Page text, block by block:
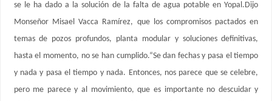
se le ha dado a la solución de la falta de agua potable en Yopal.Dijo
Monseñor Misael Vacca Ramírez, que los compromisos pactados en
temas de pozos profundos, planta modular y soluciones definitivas,
hasta el momento, no se han cumplido.“Se dan fechas y pasa el tiempo
y nada y pasa el tiempo y nada. Entonces, nos parece que se celebre,
pero me parece y al movimiento, que es importante no descuidar y